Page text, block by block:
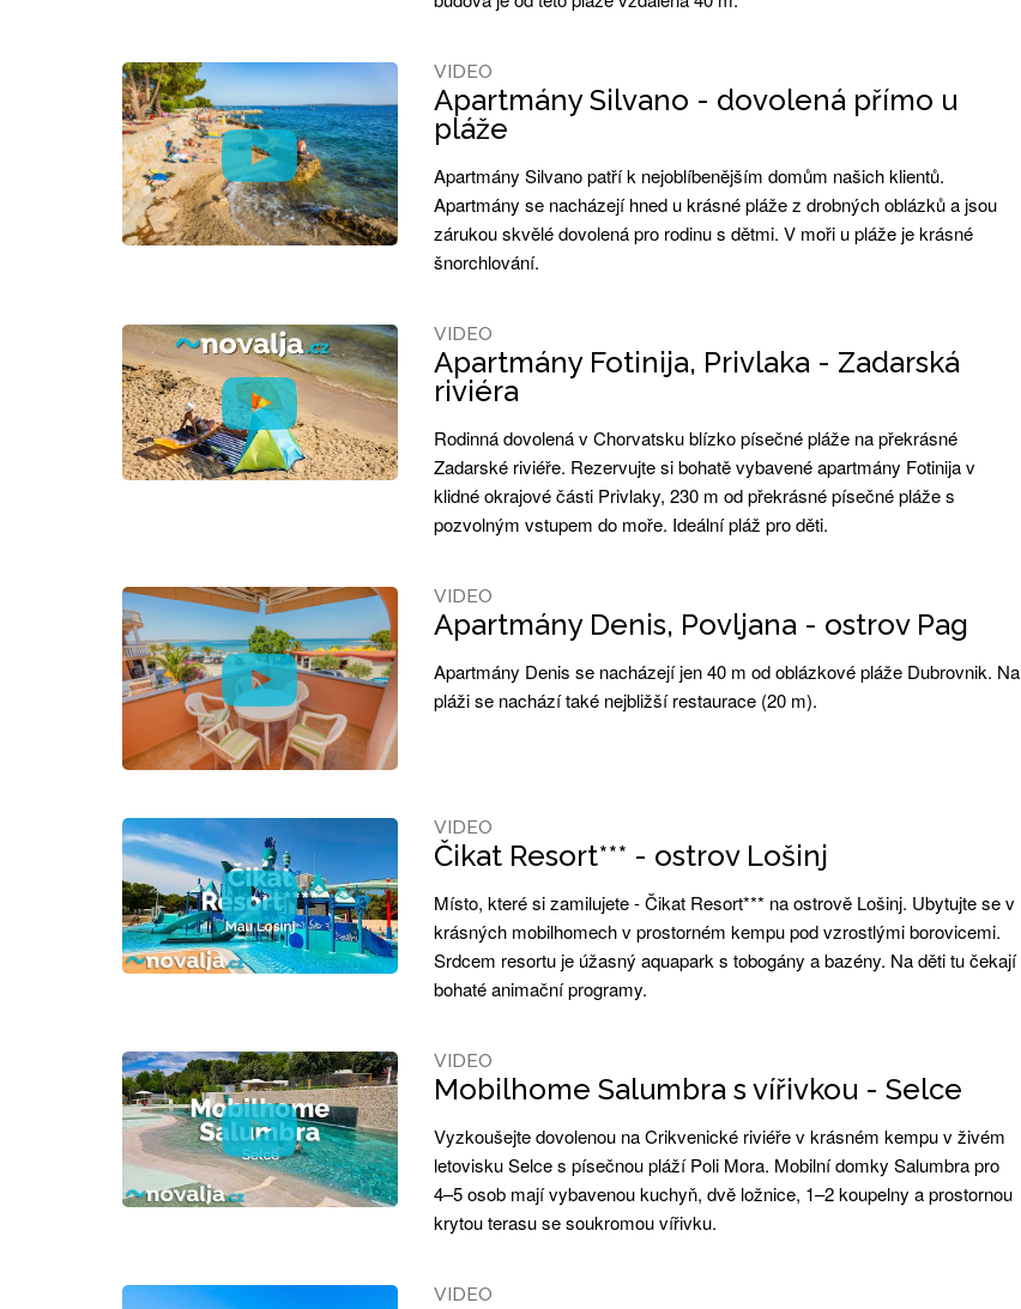
VIDEO
Apartmány Silvano - dovolená přímo u
pláže
Apartmány Silvano patří k nejoblíbenějším domům našich klientů.
Apartmány se nacházejí hned u krásné pláže z drobných oblázků a jsou
zárukou skvělé dovolená pro rodinu s dětmi. V moři u pláže je krásné
šnorchlování.
VIDEO
Apartmány Fotinija, Privlaka - Zadarská
riviéra
Rodinná dovolená v Chorvatsku blízko písečné pláže na překrásné
Zadarské riviéře. Rezervujte si bohatě vybavené apartmány Fotinija v
klidné okrajové části Privlaky, 230 m od překrásné písečné pláže s
pozvolným vstupem do moře. Ideální pláž pro děti.
VIDEO
Apartmány Denis, Povljana - ostrov Pag
Apartmány Denis se nacházejí jen 40 m od oblázkové pláže Dubrovnik. Na
pláži se nachází také nejbližší restaurace (20 m).
VIDEO
Čikat Resort*** - ostrov Lošinj
Místo, které si zamilujete - Čikat Resort*** na ostrově Lošinj. Ubytujte se v
krásných mobilhomech v prostorném kempu pod vzrostlými borovicemi.
Srdcem resortu je úžasný aquapark s tobogány a bazény. Na děti tu čekají
bohaté animační programy.
VIDEO
Mobilhome Salumbra s vířivkou - Selce
Vyzkoušejte dovolenou na Crikvenické riviéře v krásném kempu v živém
letovisku Selce s písečnou pláží Poli Mora. Mobilní domky Salumbra pro
4–5 osob mají vybavenou kuchyň, dvě ložnice, 1–2 koupelny a prostornou
krytou terasu se soukromou vířivku.
VIDEO